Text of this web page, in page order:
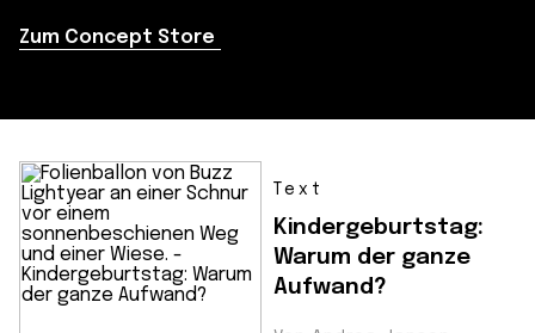
Zum Concept Store
Text
Kindergeburtstag:
Warum der ganze
Aufwand?